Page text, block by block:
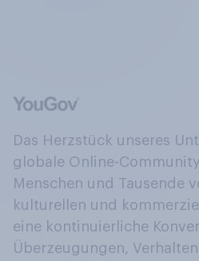
Das Herzstück unseres
globale Online-
Menschen und Tausende
kulturellen und
eine kontinuierliche
Überzeugungen,